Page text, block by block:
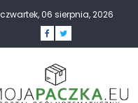
czwartek, 06 sierpnia, 2026